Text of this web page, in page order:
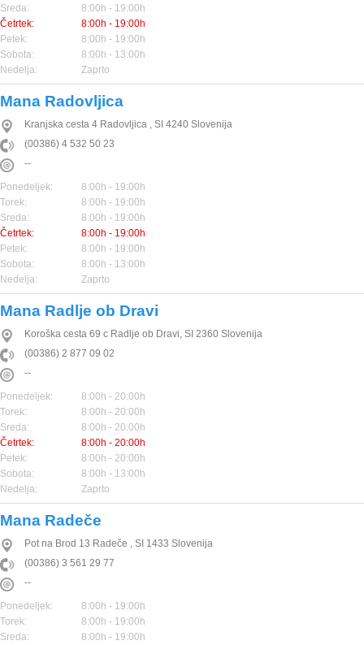
Sreda:
8:00h - 19:00h
Četrtek:
8:00h - 19:00h
Petek:
8:00h - 19:00h
Sobota:
8:00h - 13:00h
Nedelja:
Zaprto
Mana Radovljica
Kranjska cesta 4 Radovljica , SI 4240 Slovenija
(00386) 4 532 50 23
--
Ponedeljek:
8:00h - 19:00h
Torek:
8:00h - 19:00h
Sreda:
8:00h - 19:00h
Četrtek:
8:00h - 19:00h
Petek:
8:00h - 19:00h
Sobota:
8:00h - 13:00h
Nedelja:
Zaprto
Mana Radlje ob Dravi
Koroška cesta 69 c Radlje ob Dravi, SI 2360 Slovenija
(00386) 2 877 09 02
--
Ponedeljek:
8:00h - 20:00h
Torek:
8:00h - 20:00h
Sreda:
8:00h - 20:00h
Četrtek:
8:00h - 20:00h
Petek:
8:00h - 20:00h
Sobota:
8:00h - 13:00h
Nedelja:
Zaprto
Mana Radeče
Pot na Brod 13 Radeče , SI 1433 Slovenija
(00386) 3 561 29 77
--
Ponedeljek:
8:00h - 19:00h
Torek:
8:00h - 19:00h
Sreda:
8:00h - 19:00h